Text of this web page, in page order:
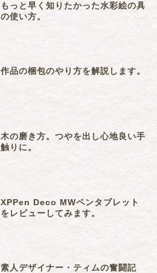
もっと早く知りたかった水彩絵の具
の使い方。
作品の梱包のやり方を解説します。
木の磨き方。つやを出し心地良い手
触りに。
XPPen Deco MWペンタブレット
をレビューしてみます。
素人デザイナー・ティムの奮闘記